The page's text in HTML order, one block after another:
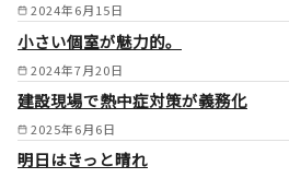
京都市/宇治市/京
市/交野市/城陽市/
口市/門真市/東
市/八尾市/柏原市/
2024年6月15日
2024年7月20日
小さい個室が魅力的。
2025年6月6日
建設現場で熱中症対策が義務化
明日はきっと晴れ